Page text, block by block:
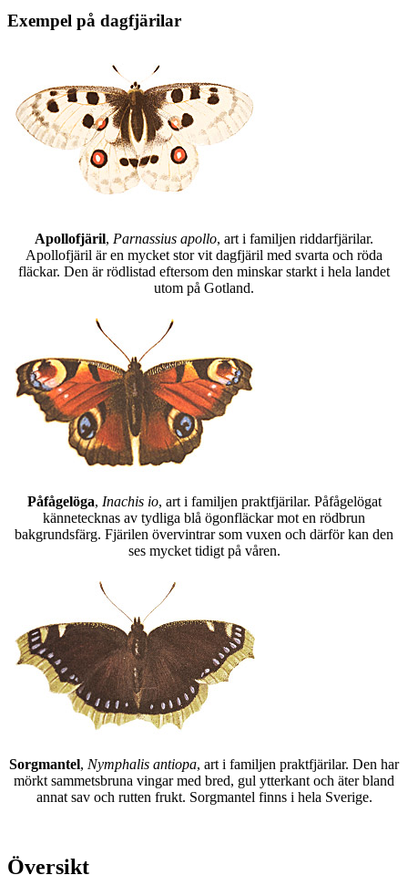
Exempel på dagfjärilar
Apollofjäril, Parnassius apollo, art i familjen riddarfjärilar.
Apollofjäril är en mycket stor vit dagfjäril med svarta och röda
fläckar. Den är rödlistad eftersom den minskar starkt i hela landet
utom på Gotland.
Påfågelöga, Inachis io, art i familjen praktfjärilar. Påfågelögat
kännetecknas av tydliga blå ögonfläckar mot en rödbrun
bakgrundsfärg. Fjärilen övervintrar som vuxen och därför kan den
ses mycket tidigt på våren.
Sorgmantel, Nymphalis antiopa, art i familjen praktfjärilar. Den har
mörkt sammetsbruna vingar med bred, gul ytterkant och äter bland
annat sav och rutten frukt. Sorgmantel finns i hela Sverige.
Översikt